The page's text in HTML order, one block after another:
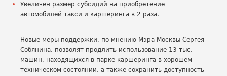
Увеличен размер субсидий на приобретение
автомобилей такси и каршеринга в 2 раза.
Новые меры поддержки, по мнению Мэра Москвы Сергея
Собянина, позволят продлить использование 13 тыс.
машин, находящихся в парке каршеринга в хорошем
техническом состоянии, а также сохранить доступность